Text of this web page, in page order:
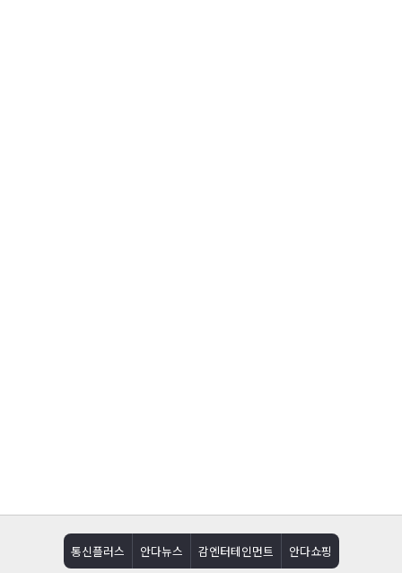
통신플러스 안다뉴스 감엔터테인먼트 안다쇼핑